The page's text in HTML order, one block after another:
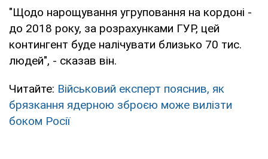
"Щодо нарощування угруповання на кордоні -
до 2018 року, за розрахунками ГУР, цей
контингент буде налічувати близько 70 тис.
людей", - сказав він.
Читайте: Військовий експерт пояснив, як
брязкання ядерною зброєю може вилізти
боком Росії